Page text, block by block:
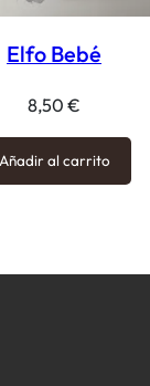
Elfo Bebé
8,50 €
Añadir al carrito